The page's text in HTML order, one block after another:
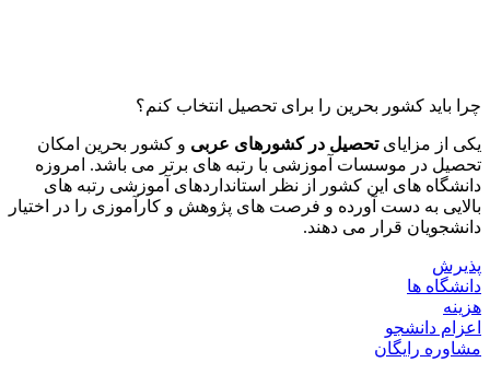
چرا باید کشور بحرین را برای تحصیل انتخاب کنم؟
یکی از مزایایتحصیل در کشورهای عربی و کشور بحرین امکان
تحصیل در موسسات آموزشی با رتبه های برتر می باشد. امروزه
دانشگاه های این کشور از نظر استانداردهای آموزشی رتبه های
بالایی به دست آورده و فرصت های پژوهش و کارآموزی را در اختیار
دانشجویان قرار می دهند.
پذیرش
دانشگاه ها
هزینه
اعزام دانشجو
مشاوره رایگان